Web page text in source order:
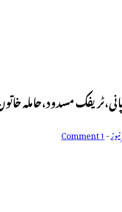
مسدود،حاملہ
-
1 Comment